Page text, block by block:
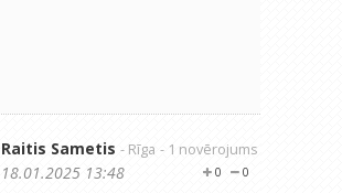
Raitis Sametis - Rīga - 1 novērojums
0
0
18.01.2025 13:48